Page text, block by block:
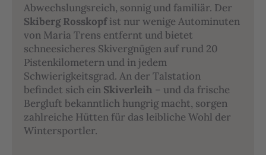
Abwechslungsreich, sonnig und familiär. Der
Skiberg Rosskopfist nur wenige Autominuten
von Maria Trens entfernt und bietet
schneesicheres Skivergnügen auf rund 20
Pistenkilometern und in jedem
Schwierigkeitsgrad. An der Talstation
befindet sich ein Skiverleih – und da frische
Bergluft bekanntlich hungrig macht, sorgen
zahlreiche Hütten für das leibliche Wohl der
Wintersportler.